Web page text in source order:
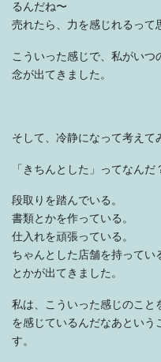
るんだね〜
売れたら、力を感じれるって
こういった感じで、私がい
念が出てきました。
そして、冷静になって考えて
「きちんとした」ってなんだ
段取りを踏んでいる。
書類とかを作っている。
仕入れを頑張っている。
ちゃんとした店舗を持ってい
とかが出てきました。
私は、こういった感じのこと
を感じているんだなあとい
す。